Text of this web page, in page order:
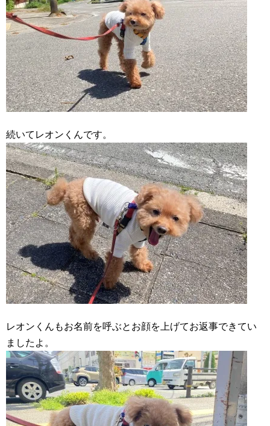
続いてレオンくんです。
レオンくんもお名前を呼ぶとお顔を上げてお返事できてい
ましたよ。